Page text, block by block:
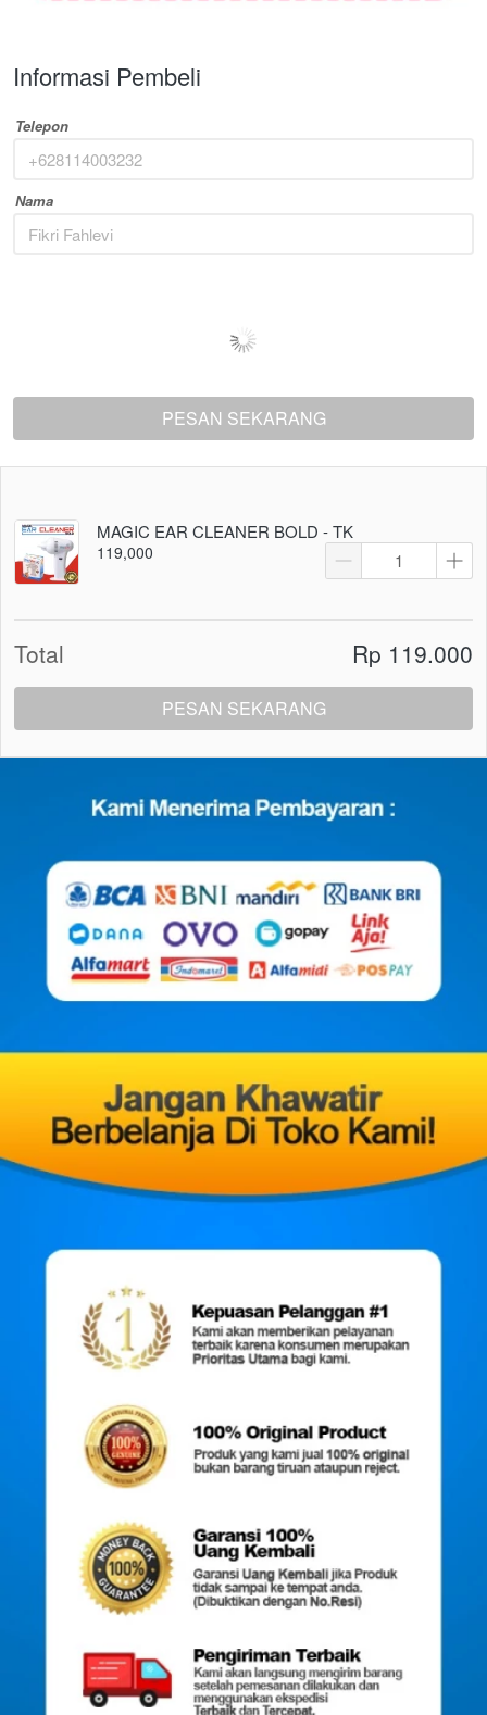
Informasi Pembeli
Telepon
Nama
`PESAN SEKARANG
MAGIC EAR CLEANER BOLD - TK
119,000
Total Rp 119.000
`PESAN SEKARANG